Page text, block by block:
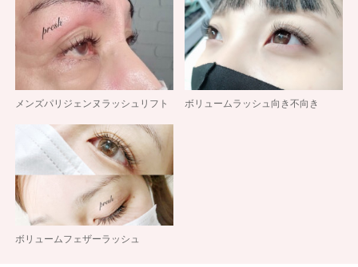
メンズパリジェンヌラッシュリフト ボリュームラッシュ向き不向き
ボリュームフェザーラッシュ